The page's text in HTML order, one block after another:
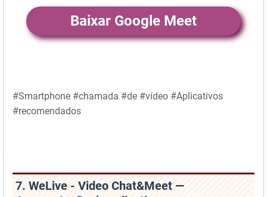
Baixar Google Meet
#Smartphone #chamada #de #vídeo #Aplicativos
#recomendados
7. WeLive - Video Chat&Meet —